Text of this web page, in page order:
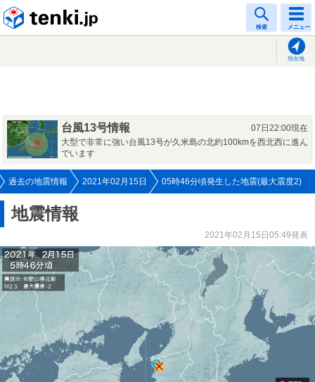
検索 メニュー
現在地
台風13号情報
07日22:00現在
大型で非常に強い台風13号が久米島の北約100kmを西北西に進ん
でいます
過去の地震情報 2021年02月15日 05時46分頃発生した地震(最大震度2)
地震情報
2021年02月15日05:49発表